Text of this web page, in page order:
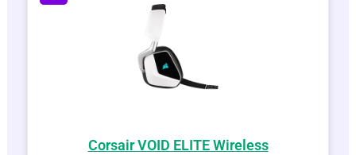
Corsair VOID ELITE Wireless